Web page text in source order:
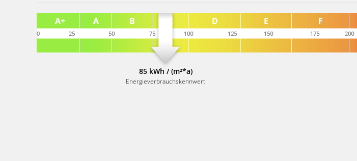
85 kWh / (m²*a)
Energieverbrauchskennwert